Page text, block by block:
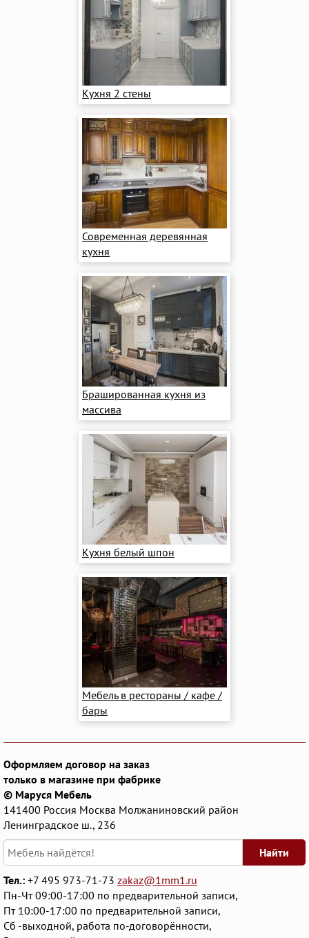
Кухня 2 стены
Современная деревянная
кухня
Брашированная кухня из
массива
Кухня белый шпон
Мебель в рестораны / кафе /
бары
Оформляем договор на заказ
только в магазине при фабрике
© Маруся Мебель
141400 Россия Москва Молжаниновский район
Ленинградское ш., 236
Найти
Тел.: +7 495 973-71-73 zakaz@1mm1.ru
Пн-Чт 09:00-17:00 по предварительной записи,
Пт 10:00-17:00 по предварительной записи,
Сб -выходной, работа по-договорённости,